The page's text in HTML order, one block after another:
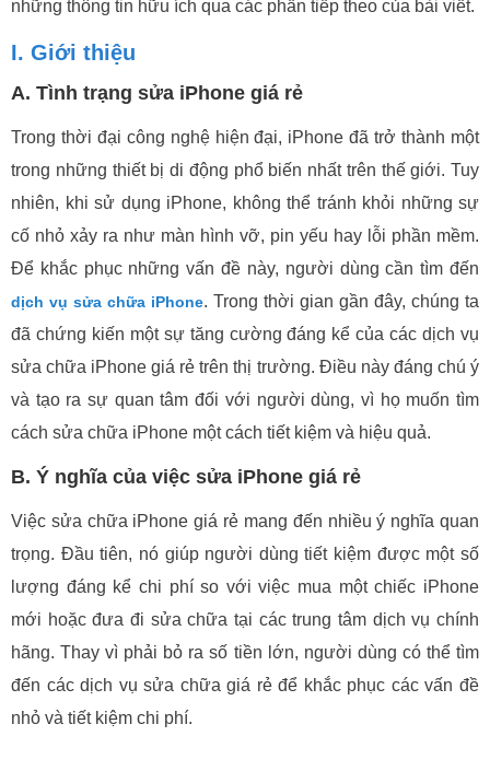
những thông tin hữu ích qua các phần tiếp theo của bài viết.
I. Giới thiệu
A. Tình trạng sửa iPhone giá rẻ
Trong thời đại công nghệ hiện đại, iPhone đã trở thành một
trong những thiết bị di động phổ biến nhất trên thế giới. Tuy
nhiên, khi sử dụng iPhone, không thể tránh khỏi những sự
cố nhỏ xảy ra như màn hình vỡ, pin yếu hay lỗi phần mềm.
Để khắc phục những vấn đề này, người dùng cần tìm đến
dịch vụ sửa chữa iPhone. Trong thời gian gần đây, chúng ta
đã chứng kiến một sự tăng cường đáng kể của các dịch vụ
sửa chữa iPhone giá rẻ trên thị trường. Điều này đáng chú ý
và tạo ra sự quan tâm đối với người dùng, vì họ muốn tìm
cách sửa chữa iPhone một cách tiết kiệm và hiệu quả.
B. Ý nghĩa của việc sửa iPhone giá rẻ
Việc sửa chữa iPhone giá rẻ mang đến nhiều ý nghĩa quan
trọng. Đầu tiên, nó giúp người dùng tiết kiệm được một số
lượng đáng kể chi phí so với việc mua một chiếc iPhone
mới hoặc đưa đi sửa chữa tại các trung tâm dịch vụ chính
hãng. Thay vì phải bỏ ra số tiền lớn, người dùng có thể tìm
đến các dịch vụ sửa chữa giá rẻ để khắc phục các vấn đề
nhỏ và tiết kiệm chi phí.